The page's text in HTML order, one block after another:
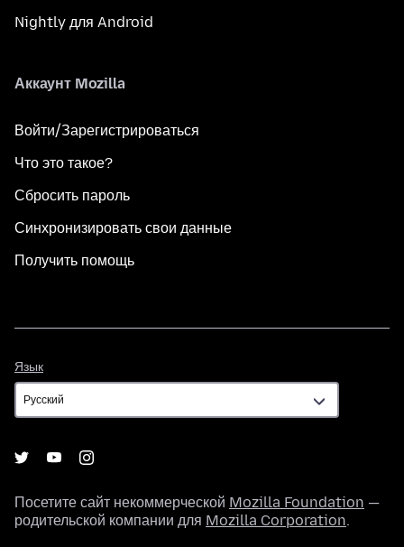
Nightly для Android
Аккаунт Mozilla
Войти/Зарегистрироваться
Что это такое?
Сбросить пароль
Синхронизировать свои данные
Получить помощь
Язык
Посетите сайт некоммерческой Mozilla Foundation —
родительской компании для Mozilla Corporation.